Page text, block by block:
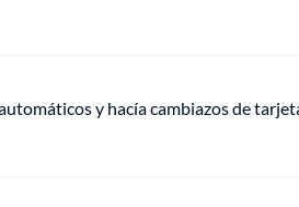
y hacía cambiazos de